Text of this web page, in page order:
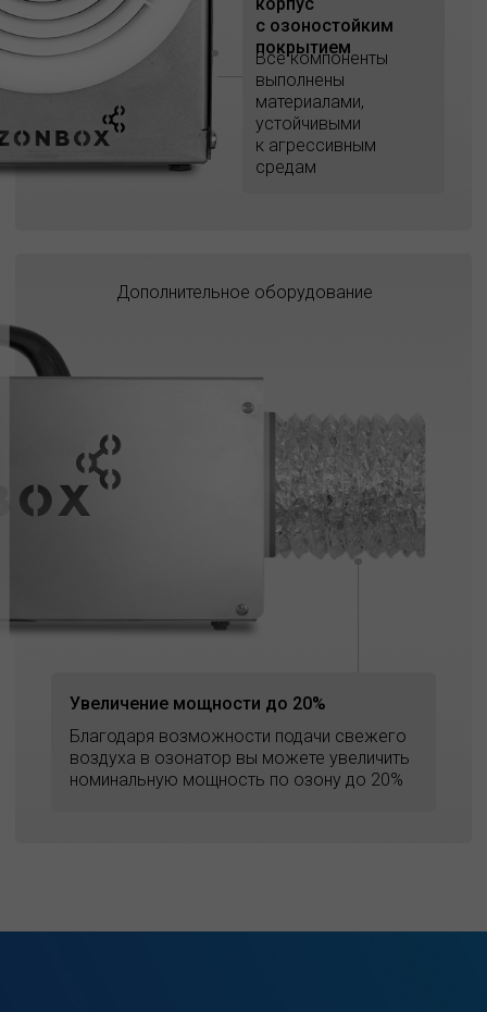
Увеличение мощности до 20%
Благодаря возможности подачи свежего
воздуха в озонатор вы можете увеличить
номинальную мощность по озону до 20%
Дополнительное оборудование
с озоностойким
покрытием
Все компоненты
выполнены
материалами,
устойчивыми
к агрессивным
средам